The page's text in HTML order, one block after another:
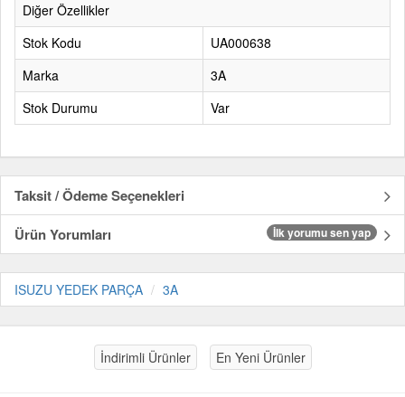
Diğer Özellikler
Stok Kodu
UA000638
Marka
3A
Stok Durumu
Var
Taksit / Ödeme Seçenekleri
Ürün Yorumları
İlk yorumu sen yap
ISUZU YEDEK PARÇA 3A
İndirimli Ürünler En Yeni Ürünler